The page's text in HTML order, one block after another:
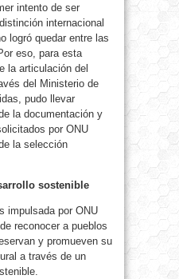
intento de ser
internacional
logró quedar entre las
eso, para esta
la articulación del
del Ministerio de
pudo llevar
la documentación y
por ONU
la selección
sostenible
impulsada por ONU
reconocer a pueblos
y promueven su
a través de un